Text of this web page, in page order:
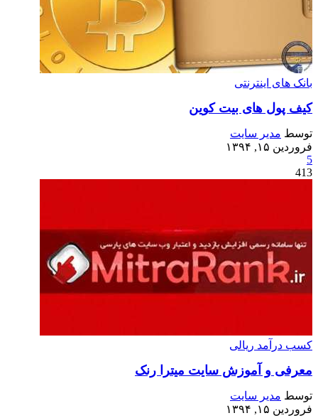
بانک های اینترنتی
کیف پول های بیت کوین
توسط مدیر سایت
فروردین ۱۵, ۱۳۹۴
5
413
کسب درآمد ریالی
معرفی و آموزش سایت میترا رنک
توسط مدیر سایت
فروردین ۱۵, ۱۳۹۴